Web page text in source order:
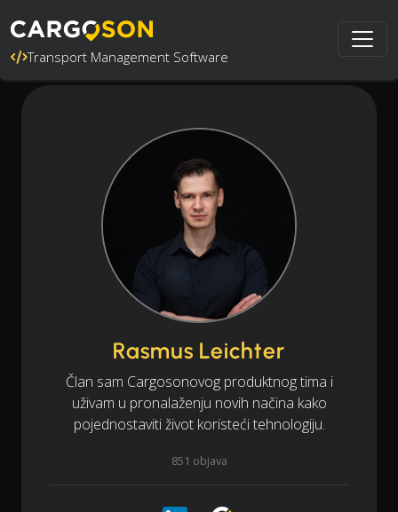
Transport Management Software
Rasmus Leichter
Član sam Cargosonovog produktnog tima i
uživam u pronalaženju novih načina kako
pojednostaviti život koristeći tehnologiju.
851 objava